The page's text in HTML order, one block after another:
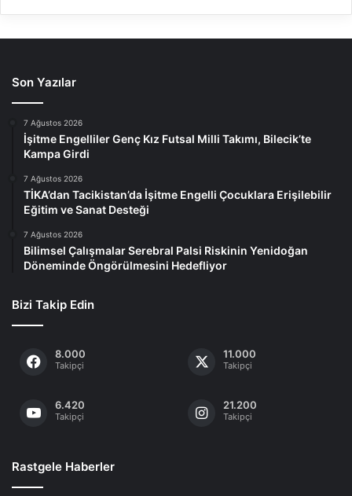
Son Yazılar
7 Ağustos 2026
İşitme Engelliler Genç Kız Futsal Milli Takımı, Bilecik’te
Kampa Girdi
7 Ağustos 2026
TİKA’dan Tacikistan’da İşitme Engelli Çocuklara Erişilebilir
Eğitim ve Sanat Desteği
7 Ağustos 2026
Bilimsel Çalışmalar Serebral Palsi Riskinin Yenidoğan
Döneminde Öngörülmesini Hedefliyor
Bizi Takip Edin
8.000
Takipçi
11.000
Takipçi
6.420
Takipçi
21.200
Takipçi
Rastgele Haberler